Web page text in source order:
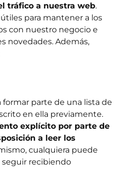
tráfico a nuestra web.
para mantener a los
con nuestro negocio e
novedades. Además,
parte de una lista de
en ella previamente.
explícito por parte de
a leer los
cualquiera puede
seguir recibiendo